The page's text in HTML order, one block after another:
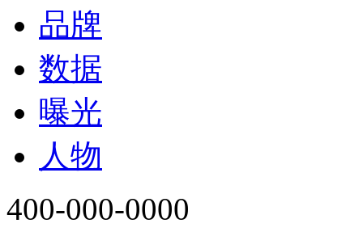
品牌
数据
曝光
人物
400-000-0000